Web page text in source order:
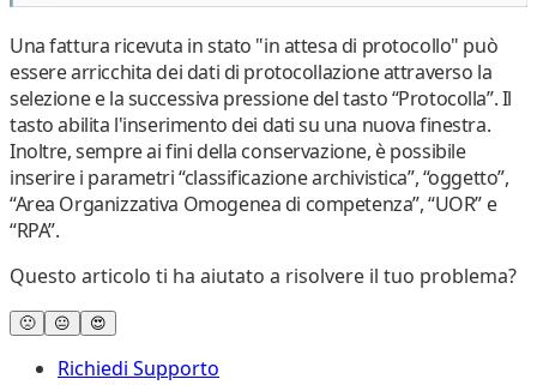
Una fattura ricevuta in stato "in attesa di protocollo" può
essere arricchita dei dati di protocollazione attraverso la
selezione e la successiva pressione del tasto “Protocolla”. Il
tasto abilita l'inserimento dei dati su una nuova finestra.
Inoltre, sempre ai fini della conservazione, è possibile
inserire i parametri “classificazione archivistica”, “oggetto”,
“Area Organizzativa Omogenea di competenza”, “UOR” e
“RPA”.
Questo articolo ti ha aiutato a risolvere il tuo problema?
🙁 😐 😍
Richiedi Supporto